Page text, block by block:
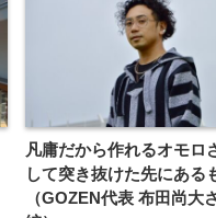
凡庸だから作れるオモロ
して突き抜けた先にある
（GOZEN代表 布田尚大